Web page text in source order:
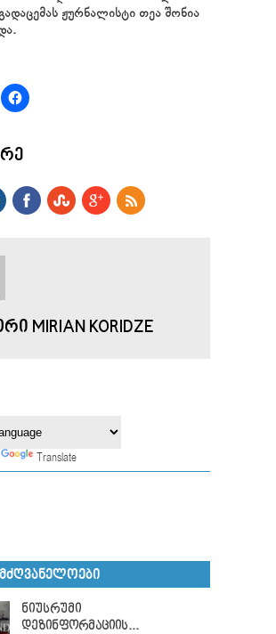
გადაცემას ჟურნალისტი თეა შონია
MIRIAN KORIDZE
Translate
ნიუსრუმი
დეზინფორმაციის...